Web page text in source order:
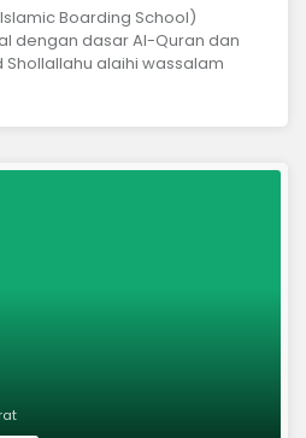
Boarding School)
dengan dasar Al-Quran dan
alaihi wassalam
sholih. Kampus FIWA yang asri
3 ha di desa Kahrikil,
Kab. Bogor, Jawa Barat dan